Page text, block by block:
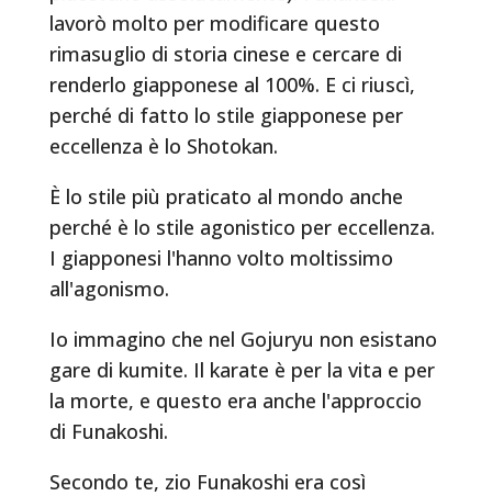
lavorò molto per modificare questo
rimasuglio di storia cinese e cercare di
renderlo giapponese al 100%. E ci riuscì,
perché di fatto lo stile giapponese per
eccellenza è lo Shotokan.
È lo stile più praticato al mondo anche
perché è lo stile agonistico per eccellenza.
I giapponesi l'hanno volto moltissimo
all'agonismo.
Io immagino che nel Gojuryu non esistano
gare di kumite. Il karate è per la vita e per
la morte, e questo era anche l'approccio
di Funakoshi.
Secondo te, zio Funakoshi era così